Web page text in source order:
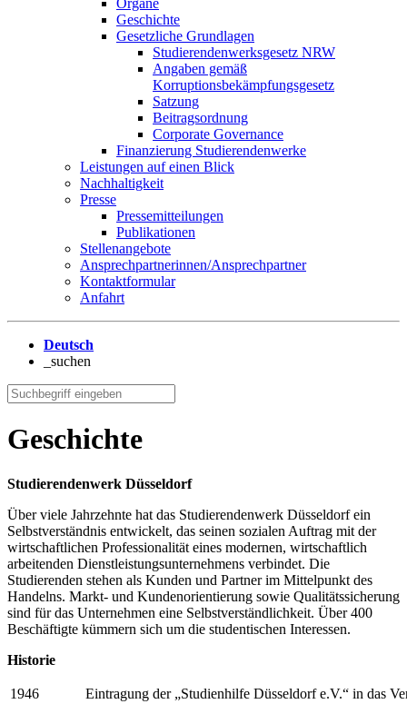
Organe
Geschichte
Gesetzliche Grundlagen
Studierendenwerksgesetz NRW
Angaben gemäß
Korruptionsbekämpfungsgesetz
Satzung
Beitragsordnung
Corporate Governance
Finanzierung Studierendenwerke
Leistungen auf einen Blick
Nachhaltigkeit
Presse
Pressemitteilungen
Publikationen
Stellenangebote
Ansprechpartnerinnen/Ansprechpartner
Kontaktformular
Anfahrt
Deutsch
_suchen
Geschichte
Studierendenwerk Düsseldorf
Über viele Jahrzehnte hat das Studierendenwerk Düsseldorf ein
Selbstverständnis entwickelt, das seinen sozialen Auftrag mit der
wirtschaftlichen Professionalität eines modernen, wirtschaftlich
arbeitenden Dienstleistungsunternehmens verbindet. Die
Studierenden stehen als Kunden und Partner im Mittelpunkt des
Handelns. Markt- und Kundenorientierung sowie Qualitätssicherung
sind für das Unternehmen eine Selbstverständlichkeit. Über 400
Beschäftigte kümmern sich um die studentischen Interessen.
Historie
1946
Eintragung der „Studienhilfe Düsseldorf e.V.“ in das